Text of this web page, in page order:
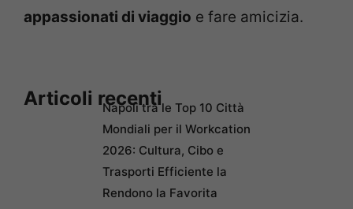
appassionati di viaggio e fare amicizia.
Articoli recentiNapoli tra le Top 10 Città
Mondiali per il Workcation
2026: Cultura, Cibo e
Trasporti Efficiente la
Rendono la Favorita